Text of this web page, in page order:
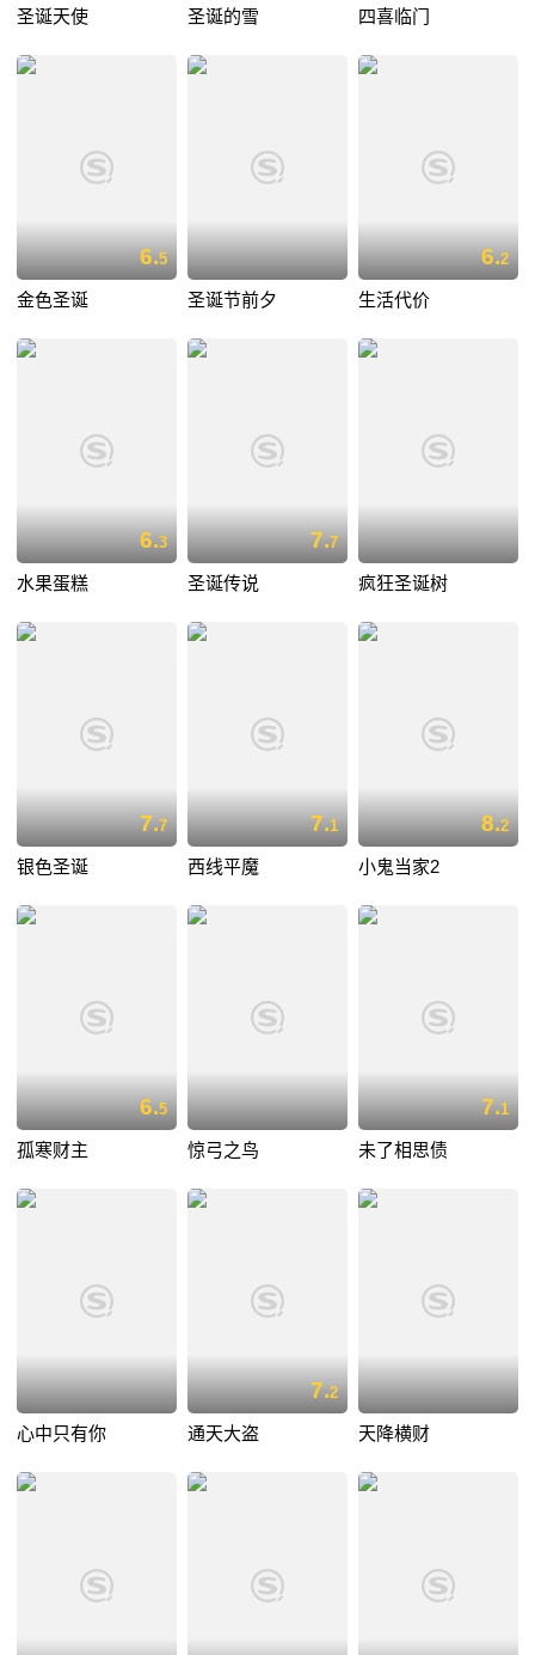
圣诞天使 圣诞的雪 四喜临门
6.5
金色圣诞 圣诞节前夕
6.2
生活代价
6.3
水果蛋糕
7.7
圣诞传说 疯狂圣诞树
7.7
银色圣诞
7.1
西线平魔
8.2
小鬼当家2
6.5
孤寒财主 惊弓之鸟
7.1
未了相思债
心中只有你
7.2
通天大盗 天降横财